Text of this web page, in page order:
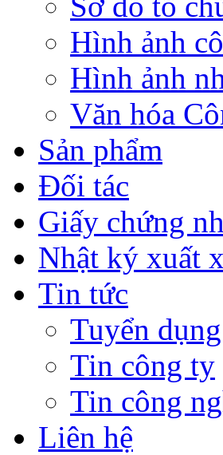
Hình ảnh
Hình ảnh
Văn hóa
Sản phẩm
Đối tác
Giấy chứng
Nhật ký xuất
Tin tức
Tuyển dụng
Tin công ty
Tin công
Liên hệ